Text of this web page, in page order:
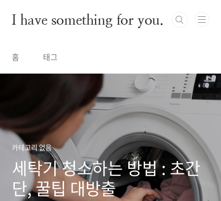
I have something for you.
홈 태그
카테고리 없음
세탁기 청소하는 방법 : 초간
단, 꿀팁 대방출